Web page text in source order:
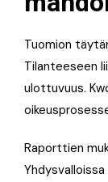
Tuomion
Tilanteeseen
ulottuvuus.
Raporttien